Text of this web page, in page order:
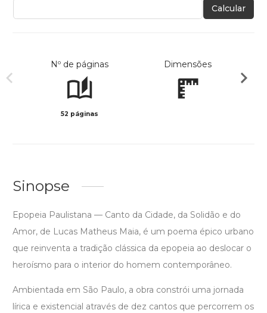
Calcular
Nº de páginas
52 páginas
Dimensões
Sinopse
Epopeia Paulistana — Canto da Cidade, da Solidão e do
Amor, de Lucas Matheus Maia, é um poema épico urbano
que reinventa a tradição clássica da epopeia ao deslocar o
heroísmo para o interior do homem contemporâneo.
Ambientada em São Paulo, a obra constrói uma jornada
lírica e existencial através de dez cantos que percorrem os